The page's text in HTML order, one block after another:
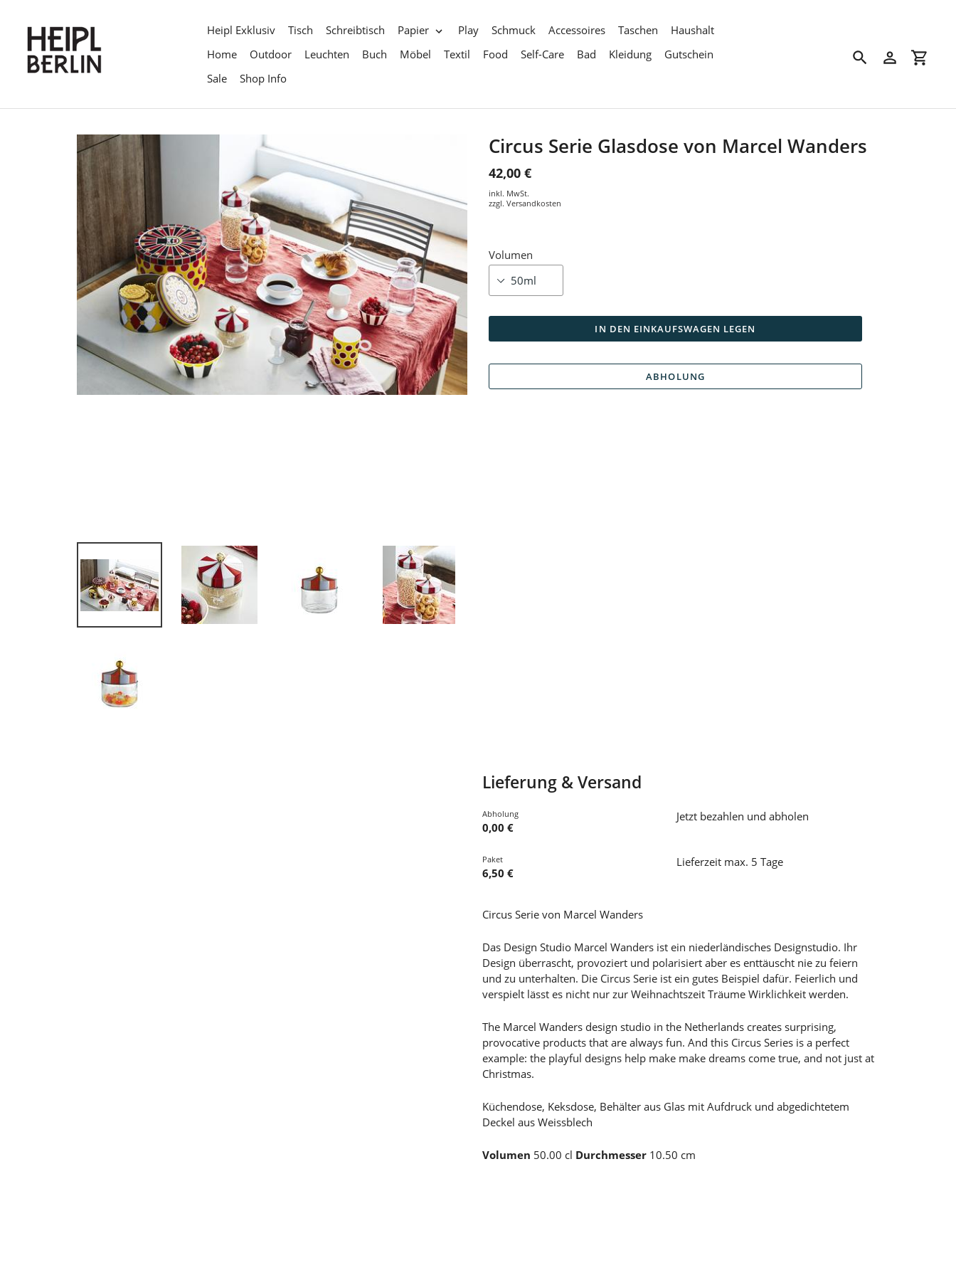
Heipl Exklusiv Tisch Schreibtisch Papier Play Schmuck Accessoires Taschen
Haushalt
Home
Outdoor Leuchten Buch Möbel Textil Food Self-Care Bad Kleidung
Gutschein
Sale
Shop Info
SuchenEinloggen
Circus Serie Glasdose von Marcel Wanders
42,00 €
inkl. MwSt.
zzgl. Versandkosten
Volumen
IN DEN EINKAUFSWAGEN LEGEN
ABHOLUNG
Lieferung & Versand
Abholung
0,00 €
Jetzt bezahlen und abholen
Paket
6,50 €
Lieferzeit max. 5 Tage
Circus Serie von Marcel Wanders
Das Design Studio Marcel Wanders ist ein niederländisches Designstudio. Ihr
Design überrascht, provoziert und polarisiert aber es enttäuscht nie zu feiern
und zu unterhalten. Die Circus Serie ist ein gutes Beispiel dafür. Feierlich und
verspielt lässt es nicht nur zur Weihnachtszeit Träume Wirklichkeit werden.
The Marcel Wanders design studio in the Netherlands creates surprising,
provocative products that are always fun. And this Circus Series is a perfect
example: the playful designs help make make dreams come true, and not just at
Christmas.
Küchendose, Keksdose, Behälter aus Glas mit Aufdruck und abgedichtetem
Deckel aus Weissblech
Volumen 50.00 cl Durchmesser 10.50 cm